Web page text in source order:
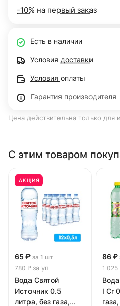
-10% на первый заказ
Есть в наличии
Условия доставки
Условия оплаты
Гарантия производителя
Цена действительна только для
С этим товаром
АКЦИЯ
65 ₽ за 1 шт
780 ₽ за уп
Вода Святой
Источник 0.5
литра, без газа,
86 ₽
1 025
I Cr